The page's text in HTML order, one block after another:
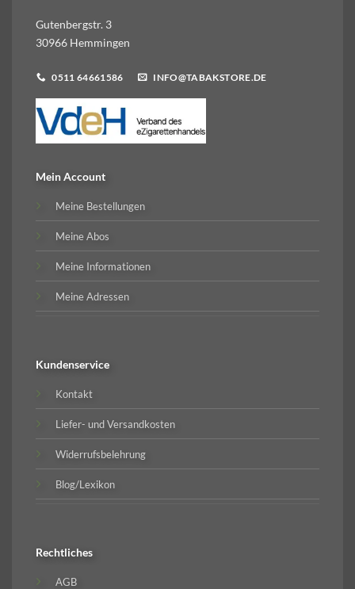
Gutenbergstr. 3
30966 Hemmingen
0511 64661586 INFO@TABAKSTORE.DE
Mein Account
Meine Bestellungen
Meine Abos
Meine Informationen
Meine Adressen
Kundenservice
Kontakt
Liefer- und Versandkosten
Widerrufsbelehrung
Blog/Lexikon
Rechtliches
AGB